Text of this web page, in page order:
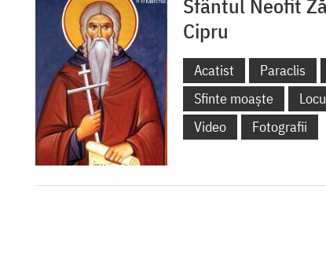
Cipru
Acatist Paraclis
Sfinte moaște
Video
Fotografii